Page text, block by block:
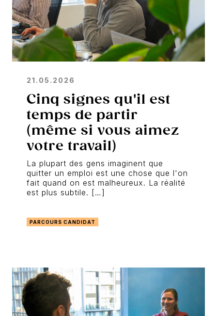
21.05.2026
Cinq signes qu'il est
temps de partir
(même si vous aimez
votre travail)
La plupart des gens imaginent que
quitter un emploi est une chose que l'on
fait quand on est malheureux. La réalité
est plus subtile. […]
PARCOURS CANDIDAT